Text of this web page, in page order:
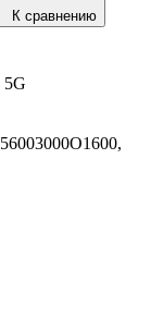
К сравнению
5G